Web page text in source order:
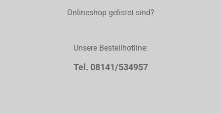
Onlineshop gelistet sind?
Unsere Bestellhotline:
Tel. 08141/534957